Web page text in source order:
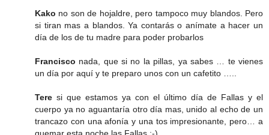
Kako no son de hojaldre, pero tampoco muy blandos. Pero
si tiran mas a blandos. Ya contarás o anímate a hacer un
día de los de tu madre para poder probarlos
Francisco nada, que si no la pillas, ya sabes … te vienes
un día por aquí y te preparo unos con un cafetito …..
Tere si que estamos ya con el último día de Fallas y el
cuerpo ya no aguantaría otro día mas, unido al echo de un
trancazo con una afonía y una tos impresionante, pero… a
quemar esta noche las Fallas ;-)